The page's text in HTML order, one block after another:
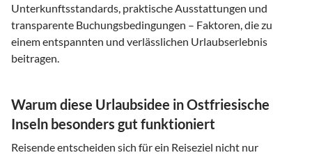
Unterkunftsstandards, praktische Ausstattungen und
transparente Buchungsbedingungen – Faktoren, die zu
einem entspannten und verlässlichen Urlaubserlebnis
beitragen.
Warum diese Urlaubsidee in Ostfriesische
Inseln besonders gut funktioniert
Reisende entscheiden sich für ein Reiseziel nicht nur